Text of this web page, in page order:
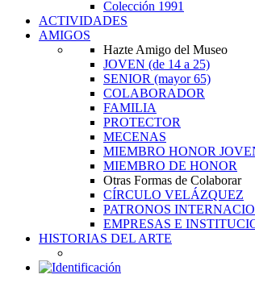
Colección 1991
ACTIVIDADES
AMIGOS
Hazte Amigo del Museo
JOVEN (de 14 a 25)
SENIOR (mayor 65)
COLABORADOR
FAMILIA
PROTECTOR
MECENAS
MIEMBRO HONOR
MIEMBRO DE HONOR
Otras Formas de Colaborar
CÍRCULO VELÁZQUEZ
PATRONOS
EMPRESAS E
HISTORIAS DEL ARTE